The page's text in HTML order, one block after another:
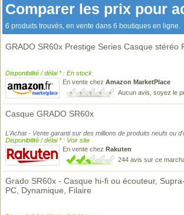
Comparer les prix pour
6 produits trouvés, en vente dans 6 boutiques en ligne.
GRADO SR60x Prestige Series Casque stéréo
Disponibilité / délai * : En stock
En vente chez Amazon MarketPlace
Aucun avis, soyez le
Casque GRADO SR60x
L'Achat - Vente garanti sur des millions de produits neufs ou
Disponibilité / délai * : Voir site
En vente chez Rakuten
244 avis sur ce
Grado SR60x - Casque hi-fi ou écouteur,
PC, Dynamique, Filaire